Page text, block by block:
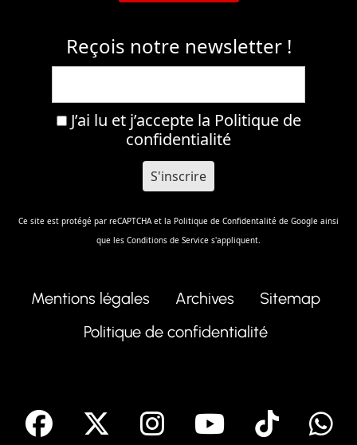
Reçois notre newsletter !
J’ai lu et j’accepte la Politique de
confidentialité
Ce site est protégé par reCAPTCHA et la Politique de Confidentalité de Google ainsi
que les Conditions de Service s'appliquent.
Mentions légales Archives
Sitemap
Politique de confidentialité
facebook Instagram
Youtube
Tik